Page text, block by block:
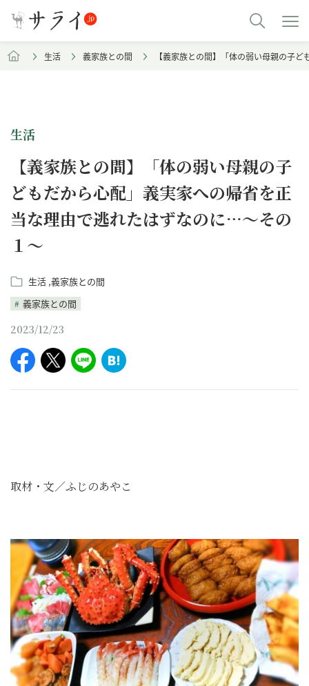
生活 義家族との間 【義家族との間】「体の弱い母親の子
生活
【義家族との間】「体の弱い母親の子
どもだから心配」義実家への帰省を正
当な理由で逃れたはずなのに…～その
１～
生活 義家族との間
義家族との間
2023/12/23
取材・文／ふじのあやこ